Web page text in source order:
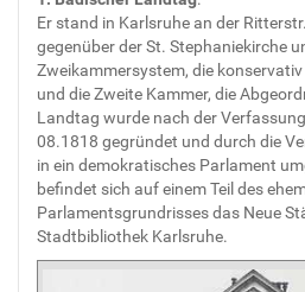
Er stand in Karlsruhe an der
gegenüber der St. Stephaniekirche
Zweikammersystem, die
und die Zweite Kammer, die
Landtag wurde nach der
08.1818 gegründet und durch die
in ein demokratisches Parlament
befindet sich auf einem Teil des
Parlamentsgrundrisses das Neue
Stadtbibliothek Karlsruhe.